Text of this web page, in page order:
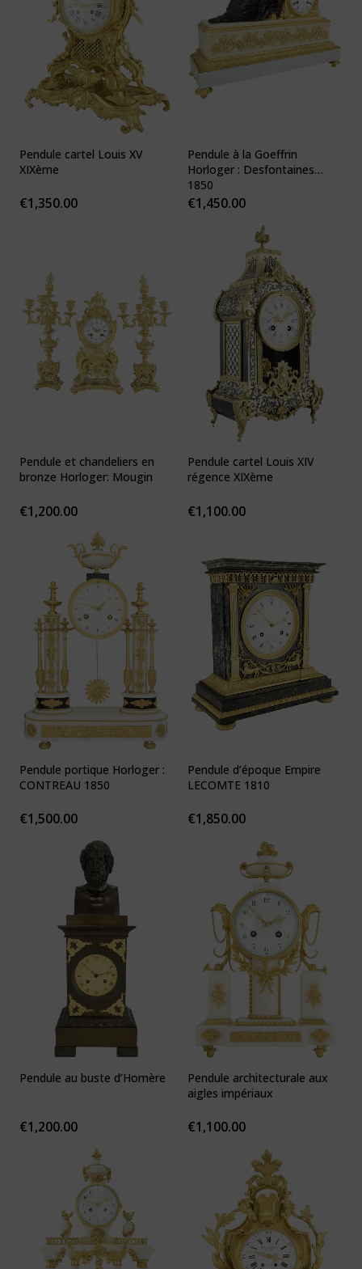
Pendule cartel Louis XV
XIXème
€1,350.00
Pendule à la Goeffrin
Horloger : Desfontaines
1850
€1,450.00
Pendule et chandeliers en
bronze Horloger: Mougin
€1,200.00
Pendule cartel Louis XIV
régence XIXème
€1,100.00
Pendule portique Horloger :
CONTREAU 1850
€1,500.00
Pendule d’époque Empire
LECOMTE 1810
€1,850.00
Pendule au buste d’Homère
€1,200.00
Pendule architecturale aux
aigles impériaux
€1,100.00